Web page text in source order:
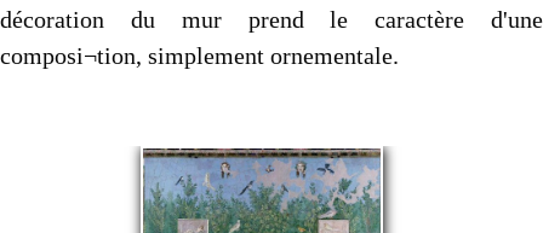
décoration du mur prend le caractère d'une
composi¬tion, simplement ornementale.